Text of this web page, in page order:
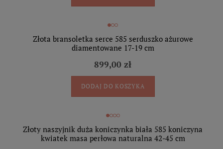
Złota bransoletka serce 585 serduszko ażurowe
diamentowane 17-19 cm
899,00 zł
DODAJ DO KOSZYKA
Złoty naszyjnik duża koniczynka biała 585 koniczyna
kwiatek masa perłowa naturalna 42-45 cm